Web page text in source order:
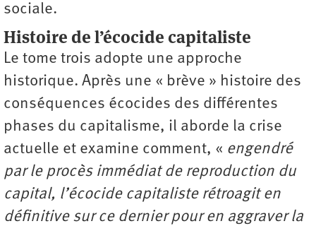
sociale.
Histoire de l’écocide capitaliste
Le tome trois adopte une approche
historique. Après une « brève » histoire des
conséquences écocides des différentes
phases du capitalisme, il aborde la crise
actuelle et examine comment, « engendré
par le procès immédiat de reproduction du
capital, l’écocide capitaliste rétroagit en
définitive sur ce dernier pour en aggraver la